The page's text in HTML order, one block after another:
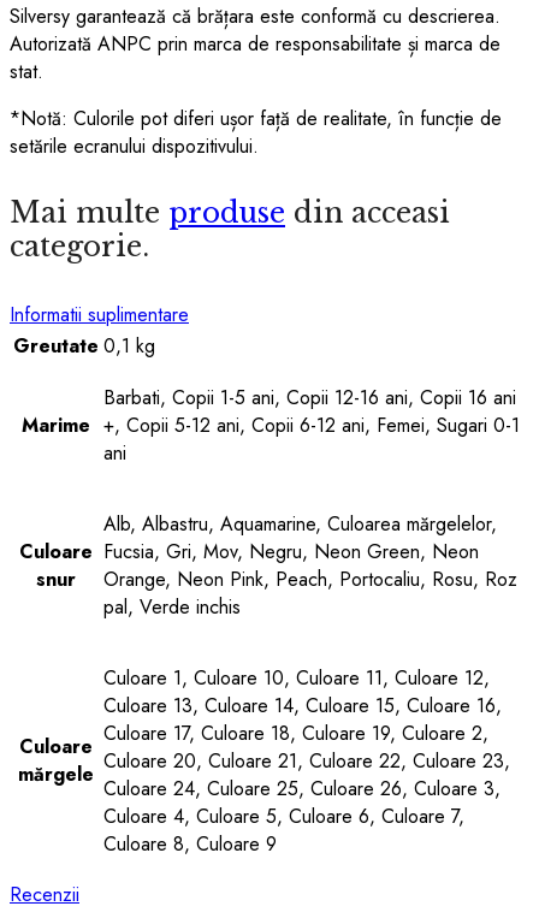
Silversy garantează că brățara este conformă cu descrierea.
Autorizată ANPC prin marca de responsabilitate și marca de
stat.
*Notă: Culorile pot diferi ușor față de realitate, în funcție de
setările ecranului dispozitivului.
Mai multe produse din acceasi
categorie.
Informatii suplimentare
Greutate 0,1 kg
Marime
Barbati, Copii 1-5 ani, Copii 12-16 ani, Copii 16 ani
+, Copii 5-12 ani, Copii 6-12 ani, Femei, Sugari 0-1
ani
Culoare
snur
Alb, Albastru, Aquamarine, Culoarea mărgelelor,
Fucsia, Gri, Mov, Negru, Neon Green, Neon
Orange, Neon Pink, Peach, Portocaliu, Rosu, Roz
pal, Verde inchis
Culoare
mărgele
Culoare 1, Culoare 10, Culoare 11, Culoare 12,
Culoare 13, Culoare 14, Culoare 15, Culoare 16,
Culoare 17, Culoare 18, Culoare 19, Culoare 2,
Culoare 20, Culoare 21, Culoare 22, Culoare 23,
Culoare 24, Culoare 25, Culoare 26, Culoare 3,
Culoare 4, Culoare 5, Culoare 6, Culoare 7,
Culoare 8, Culoare 9
Recenzii